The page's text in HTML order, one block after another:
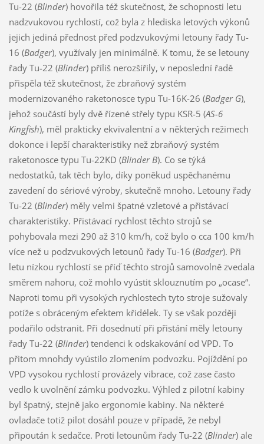
Tu-22 (Blinder) hovořila též skutečnost, že schopnosti letu
nadzvukovou rychlostí, což byla z hlediska letových výkonů
jejich jediná přednost před podzvukovými letouny řady Tu-
16 (Badger), využívaly jen minimálně. K tomu, že se letouny
řady Tu-22 (Blinder) příliš nerozšířily, v neposlední řadě
přispěla též skutečnost, že zbraňový systém
modernizovaného raketonosce typu Tu-16K-26 (Badger G),
jehož součástí byly dvě řízené střely typu KSR-5 (AS-6
Kingfish), měl prakticky ekvivalentní a v některých režimech
dokonce i lepší charakteristiky než zbraňový systém
raketonosce typu Tu-22KD (Blinder B). Co se týká
nedostatků, tak těch bylo, díky poněkud uspěchanému
zavedení do sériové výroby, skutečně mnoho. Letouny řady
Tu-22 (Blinder) měly velmi špatné vzletové a přistávací
charakteristiky. Přistávací rychlost těchto strojů se
pohybovala mezi 290 až 310 km/h, což bylo o cca 100 km/h
více než u podzvukových letounů řady Tu-16 (Badger). Při
letu nízkou rychlostí se příď těchto strojů samovolně zvedala
směrem nahoru, což mohlo vyústit sklouznutím po „ocase“.
Naproti tomu při vysokých rychlostech tyto stroje sužovaly
potíže s obráceným efektem křidélek. Ty se však později
podařilo odstranit. Při dosednutí při přistání měly letouny
řady Tu-22 (Blinder) tendenci k odskakování od VPD. To
přitom mnohdy vyústilo zlomením podvozku. Pojíždění po
VPD vysokou rychlostí provázely vibrace, což zase často
vedlo k uvolnění zámku podvozku. Výhled z pilotní kabiny
byl špatný, stejně jako ergonomie kabiny. Na některé
ovladače totiž pilot dosáhl pouze v případě, že nebyl
připoután k sedačce. Proti letounům řady Tu-22 (Blinder) ale